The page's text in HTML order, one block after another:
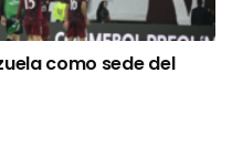
como sede del